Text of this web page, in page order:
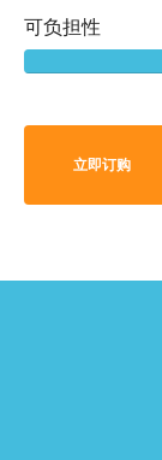
可负担性
立即订购